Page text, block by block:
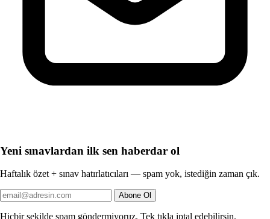
Yeni sınavlardan ilk sen haberdar ol
Haftalık özet + sınav hatırlatıcıları — spam yok, istediğin zaman çık.
Abone Ol
Hiçbir şekilde spam göndermiyoruz. Tek tıkla iptal edebilirsin.